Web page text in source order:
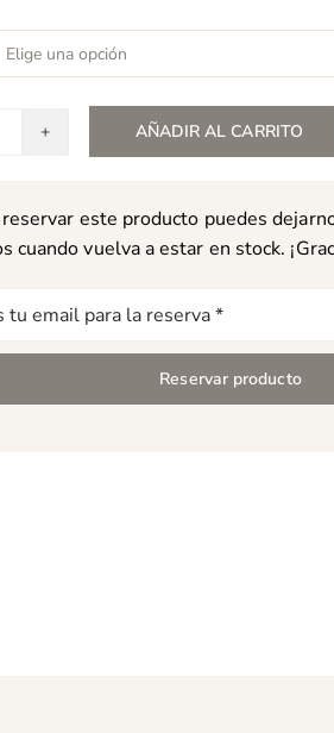
AÑADIR AL CARRITO
este producto puedes
cuando vuelva a estar en stock.
Reservar producto